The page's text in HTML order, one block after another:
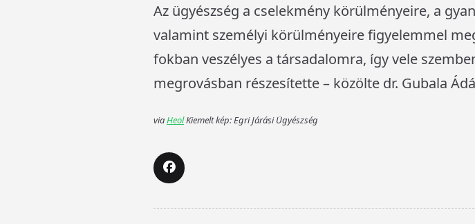
Az ügyészség a cselekmény körülményeire, a
valamint személyi körülményeire figyelemmel
fokban veszélyes a társadalomra, így vele
megrovásban részesítette – közölte dr. Gubala
viaHeolKiemelt kép: Egri Járási Ügyészség